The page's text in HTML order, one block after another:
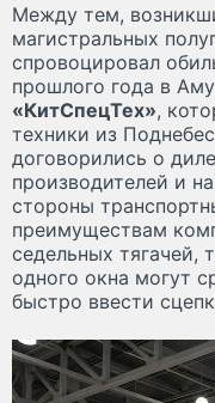
Между тем,
магистральных
спровоцировал
прошлого года в
«КитСпецТех»,
техники из
договорились о
производителей и
стороны
преимуществам
седельных тягачей,
одного окна могут
быстро ввести